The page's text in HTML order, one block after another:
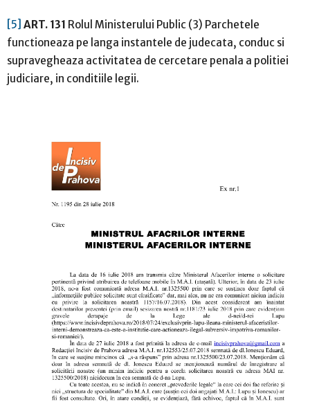
[5] ART. 131 Rolul Ministerului Public (3) Parchetele
functioneaza pe langa instantele de judecata, conduc si
supravegheaza activitatea de cercetare penala a politiei
judiciare, in conditiile legii.